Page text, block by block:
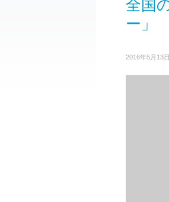
全国
ー」
2016年5月13